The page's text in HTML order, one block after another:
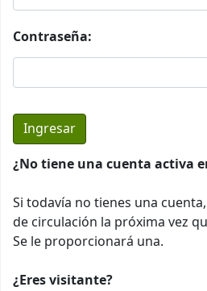
Contraseña:
¿No tiene una cuenta activa
Si todavía no tienes una
de circulación la próxima vez
Se le proporcionará una.
¿Eres visitante?